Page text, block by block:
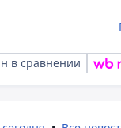
в сравнении